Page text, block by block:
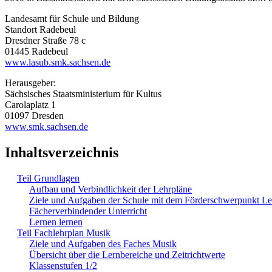
Landesamt für Schule und Bildung
Standort Radebeul
Dresdner Straße 78 c
01445 Radebeul
www.lasub.smk.sachsen.de
Herausgeber:
Sächsisches Staatsministerium für Kultus
Carolaplatz 1
01097 Dresden
www.smk.sachsen.de
Inhaltsverzeichnis
Teil Grundlagen
Aufbau und Verbindlichkeit der Lehrpläne
Ziele und Aufgaben der Schule mit dem Förderschwerpunkt
Fächerverbindender Unterricht
Lernen lernen
Teil Fachlehrplan Musik
Ziele und Aufgaben des Faches Musik
Übersicht über die Lernbereiche und Zeitrichtwerte
Klassenstufen 1/2